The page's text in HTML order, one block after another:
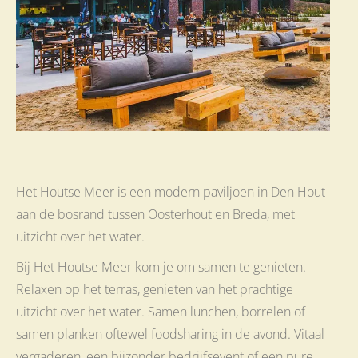
Het Houtse Meer is een modern paviljoen in Den Hout
aan de bosrand tussen Oosterhout en Breda, met
uitzicht over het water.
Bij Het Houtse Meer kom je om samen te genieten.
Relaxen op het terras, genieten van het prachtige
uitzicht over het water. Samen lunchen, borrelen of
samen planken oftewel foodsharing in de avond. Vitaal